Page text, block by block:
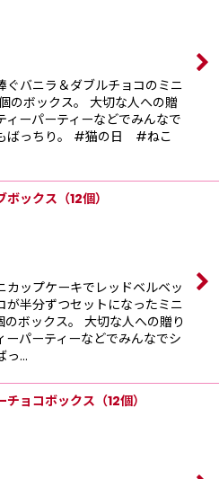
ぐバニラ＆ダブルチョコのミニ
のボックス。 大切な人への贈
ィーパーティーなどでみんなで
ばっちり。 #猫の日 #ねこ
ックス（12個）
カップケーキでレッドベルベッ
が半分ずつセットになったミニ
のボックス。 大切な人への贈り
ーパーティーなどでみんなでシ
っ…
ョコボックス（12個）